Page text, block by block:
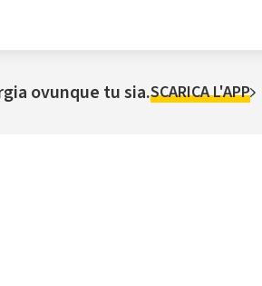
ovunque tu sia.SCARICA L'APP